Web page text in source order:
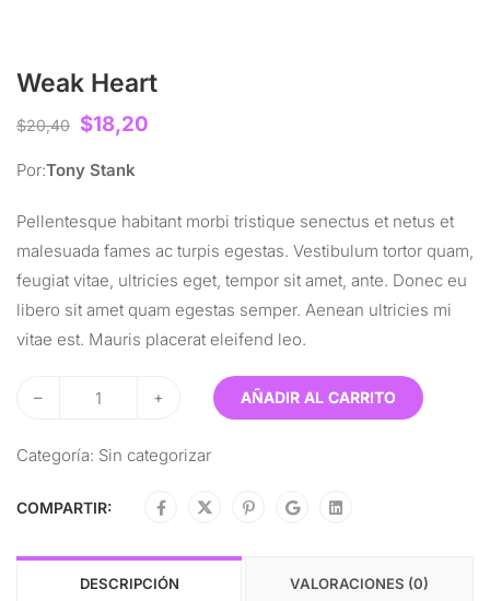
Weak Heart
$20,40 $18,20
Por:Tony Stank
Pellentesque habitant morbi tristique senectus et netus et
malesuada fames ac turpis egestas. Vestibulum tortor quam,
feugiat vitae, ultricies eget, tempor sit amet, ante. Donec eu
libero sit amet quam egestas semper. Aenean ultricies mi
vitae est. Mauris placerat eleifend leo.
– + AÑADIR AL CARRITO
Categoría: Sin categorizar
COMPARTIR:
DESCRIPCIÓN VALORACIONES (0)